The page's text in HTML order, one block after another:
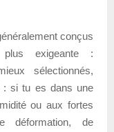
conçus
exigeante :
sélectionnés,
: si tu es dans une
ou aux fortes
déformation, de